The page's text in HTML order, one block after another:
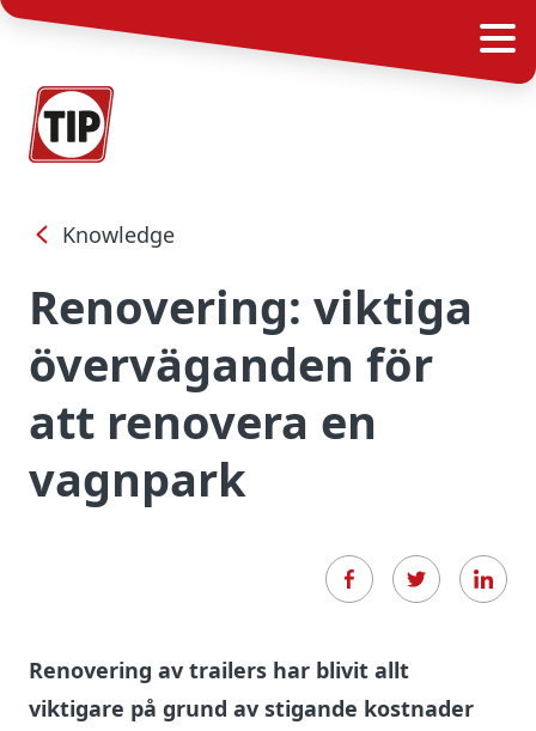
Knowledge
Renovering: viktiga
överväganden för
att renovera en
vagnpark
Renovering av trailers har blivit allt
viktigare på grund av stigande kostnader